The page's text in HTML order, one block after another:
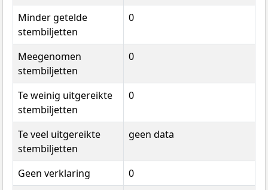
Minder getelde
stembiljetten
0
Meegenomen
stembiljetten
0
Te weinig uitgereikte
stembiljetten
0
Te veel uitgereikte
stembiljetten
geen data
Geen verklaring
0